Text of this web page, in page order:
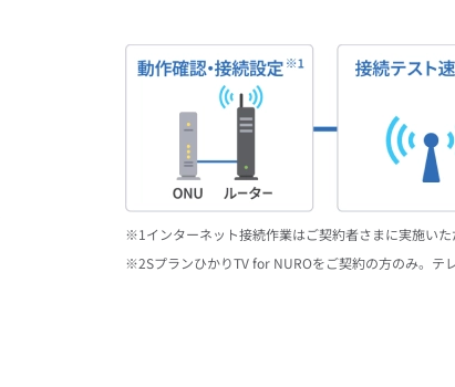
インターネット接続作業はご契約者さまに実施い
SプランひかりTV for NUROをご契約の方のみ。